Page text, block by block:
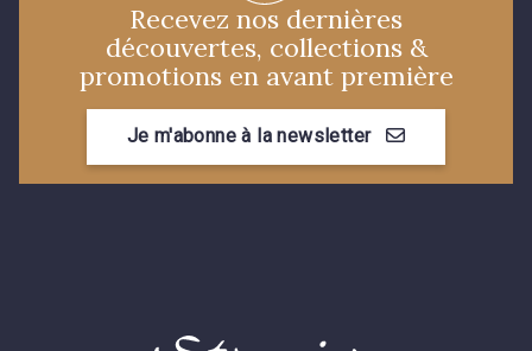
4935 - Myrtille
3890 - Rouge Tomate
Recevez nos dernières
découvertes, collections &
promotions en avant première
Je m'abonne à la newsletter